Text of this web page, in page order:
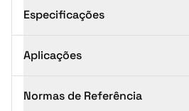
Especificações
Aplicações
Normas de Referência